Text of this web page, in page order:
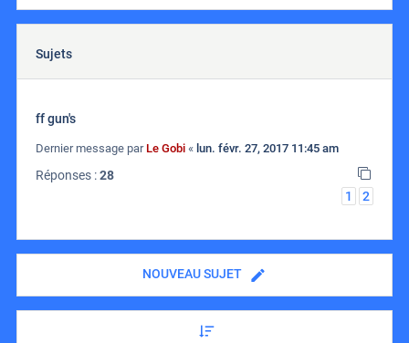
Sujets
ff gun's
Dernier message par Le Gobi « lun. févr. 27, 2017 11:45 am
Réponses :28
1
2
NOUVEAU SUJET